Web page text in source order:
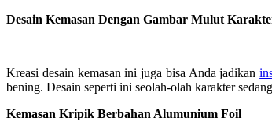
Desain Kemasan Dengan Gambar Mulut
Kreasi desain kemasan ini juga bisa Anda jadikan
bening. Desain seperti ini seolah-olah karakter
Kemasan Kripik Berbahan Alumunium Foil